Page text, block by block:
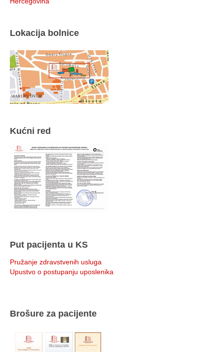
Lokacija bolnice
Kućni red
Put pacijenta u KS
Pružanje zdravstvenih usluga
Upustvo o postupanju uposlenika
Brošure za pacijente